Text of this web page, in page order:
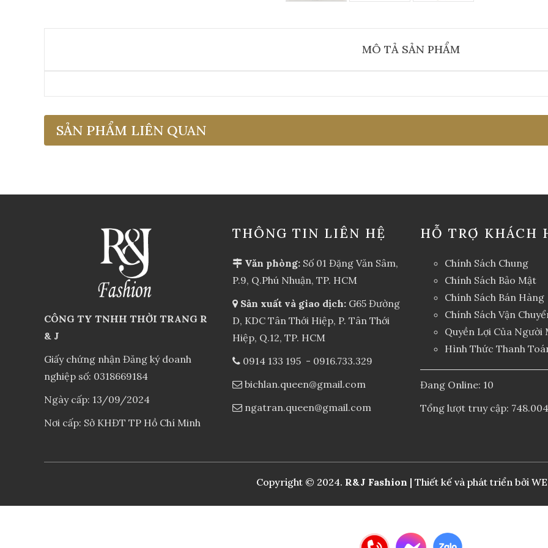
MÔ TẢ SẢN PHẨM
SẢN PHẨM LIÊN QUAN
CÔNG TY TNHH THỜI TRANG R
& J
Giấy chứng nhận Đăng ký doanh
nghiệp số: 0318669184
Ngày cấp: 13/09/2024
Nơi cấp: Sở KHĐT TP Hồ Chí Minh
THÔNG TIN LIÊN HỆ
Văn phòng: Số 01 Đặng Văn Sâm,
P.9, Q.Phú Nhuận, TP. HCM
Sản xuất và giao dịch: G65 Đường
D, KDC Tân Thới Hiệp, P. Tân Thới
Hiệp, Q.12, TP. HCM
0914 133 195- 0916.733.329
bichlan.queen@gmail.com
ngatran.queen@gmail.com
HỖ TRỢ KHÁCH
Chính Sách Chung
Chính Sách Bảo Mật
Chính Sách Bán Hàng
Chính Sách Vận
Quyền Lợi Của Người
Hình Thức Thanh
Đang Online: 10
Tổng lượt truy cập: 748.004
Copyright © 2024. R&J Fashion | Thiết kế và phát triển bởi